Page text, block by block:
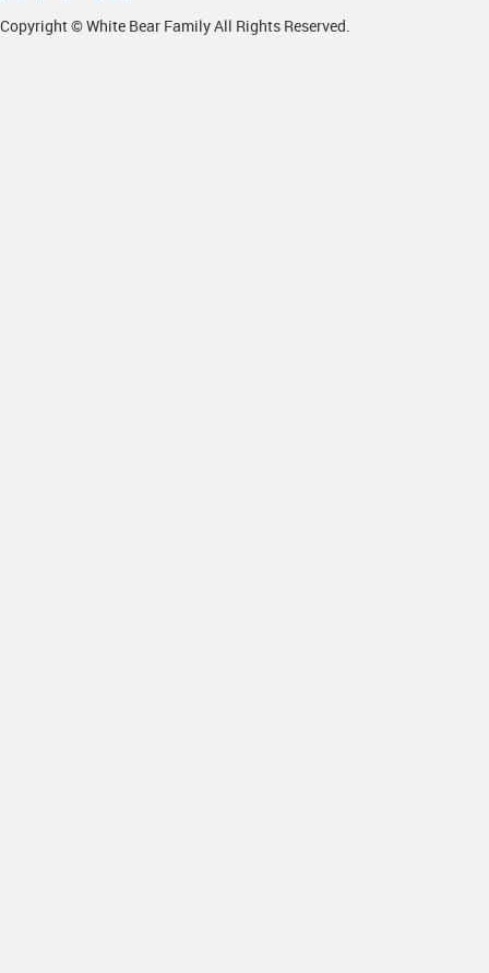
Copyright © White Bear Family All Rights Reserved.